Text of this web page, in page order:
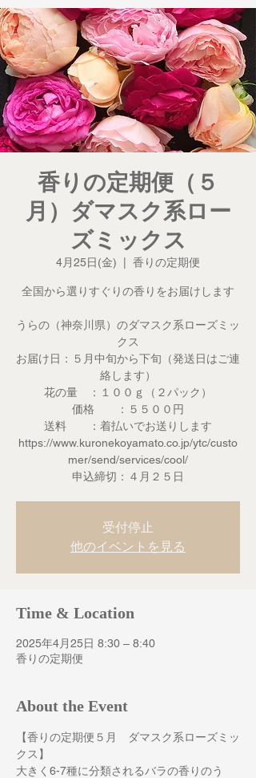
香りの定期便（５
月）ダマスク系ロー
ズミックス
4月25日(金) 香りの定期便
全国から選りすぐりの香りをお届けします
うらの（神奈川県）のダマスク系ローズミッ
クス
お届け日：５月中旬から下旬（発送日はご連
絡します）
花の量 ：１００ｇ（２パック）
価格 ：５５００円
送料 ：着払いでお送りします
https://www.kuronekoyamato.co.jp/ytc/custo
mer/send/services/cool/
申込締切：４月２５日
受付停止
他のイベントを見る
Time & Location
2025年4月25日 8:30 – 8:40
香りの定期便
About the Event
【香りの定期便５月　ダマスク系ローズミッ
クス】
大きく6-7種に分類されるバラの香りのう